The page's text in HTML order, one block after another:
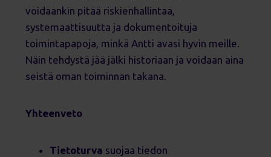
voidaankin pitää riskienhallintaa,
systemaattisuutta ja dokumentoituja
toimintapapoja, minkä Antti avasi hyvin meille.
Näin tehdystä jää jälki historiaan ja voidaan aina
seistä oman toiminnan takana.
Yhteenveto
Tietoturva suojaa tiedon